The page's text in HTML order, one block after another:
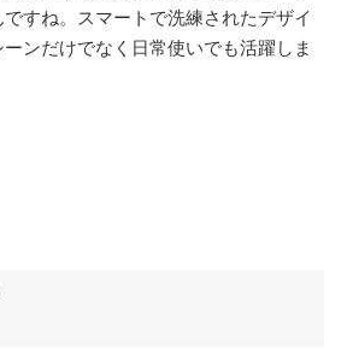
すね。スマートで洗練されたデザイ
ンだけでなく日常使いでも活躍しま